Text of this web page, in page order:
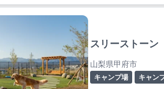
スリーストーン
山梨県甲府市
キャンプ場 キャン